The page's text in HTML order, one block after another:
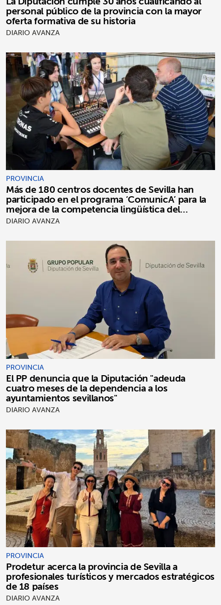
personal público de la provincia con la mayor
oferta formativa de su historia
DIARIO AVANZA
PROVINCIA
Más de 180 centros docentes de Sevilla han
participado en el programa ‘ComunicA’ para la
mejora de la competencia lingüística del
alumnado
DIARIO AVANZA
PROVINCIA
El PP denuncia que la Diputación "adeuda
cuatro meses de la dependencia a los
ayuntamientos sevillanos"
DIARIO AVANZA
PROVINCIA
Prodetur acerca la provincia de Sevilla a
profesionales turísticos y mercados estratégicos
de 18 países
DIARIO AVANZA